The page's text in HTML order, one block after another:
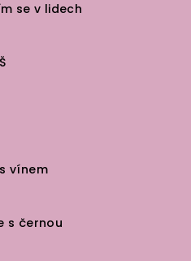
se v lidech
vínem
s černou